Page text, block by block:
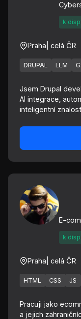
k
Praha | celá ČR
DRUPAL LLM
Jsem Drupal
AI integrace,
inteligentní
E-
k
Praha | celá ČR
HTML CSS JS
Pracuji jako
a jejich